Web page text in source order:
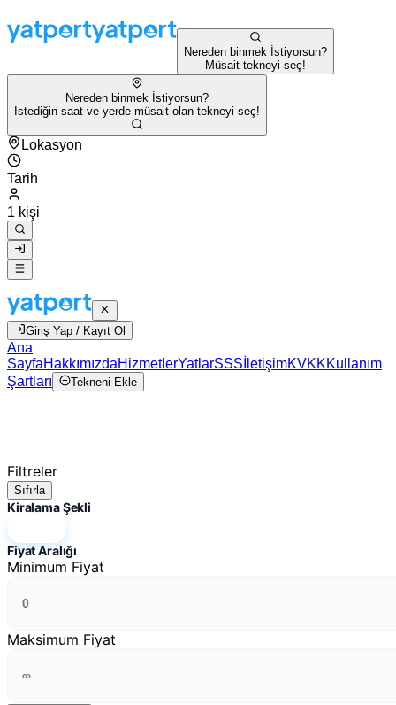
Nereden binmek İstiyorsun?
Müsait tekneyi seç!
Nereden binmek İstiyorsun?
İstediğin saat ve yerde müsait olan tekneyi seç!
Lokasyon
Tarih
1 kişi
Giriş Yap / Kayıt Ol
Ana
SayfaHakkımızdaHizmetlerYatlarSSS İletişimKVKKKullanım
Şartları
Tekneni Ekle
Filtreler
Sıfırla
Kiralama Şekli
Fiyat Aralığı
Minimum Fiyat
Maksimum Fiyat